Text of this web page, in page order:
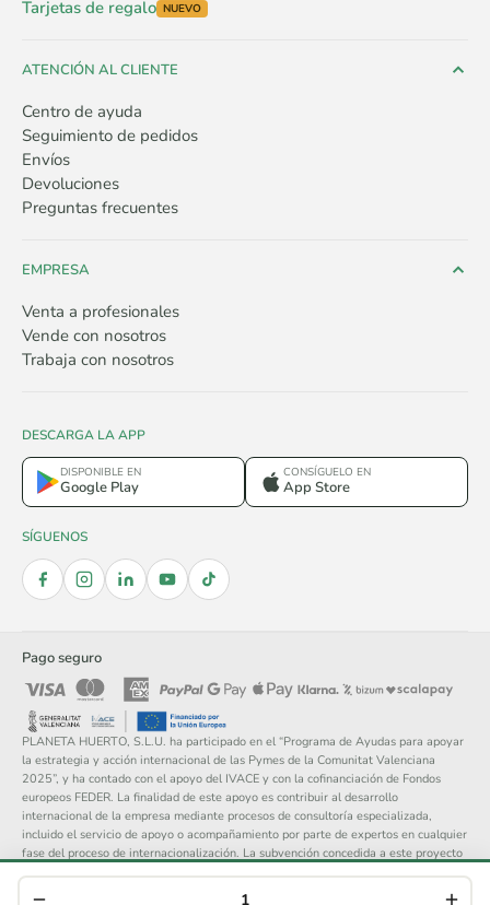
Tarjetas de regalo NUEVO
ATENCIÓN AL CLIENTE
Centro de ayuda
Seguimiento de pedidos
Envíos
Devoluciones
Preguntas frecuentes
EMPRESA
Venta a profesionales
Vende con nosotros
Trabaja con nosotros
DESCARGA LA APP
DISPONIBLE EN
Google Play
CONSÍGUELO EN
App Store
SÍGUENOS
Pago seguro
PLANETA HUERTO, S.L.U. ha participado en el “Programa de Ayudas para apoyar
la estrategia y acción internacional de las Pymes de la Comunitat Valenciana
2025”, y ha contado con el apoyo del IVACE y con la cofinanciación de Fondos
europeos FEDER. La finalidad de este apoyo es contribuir al desarrollo
internacional de la empresa mediante procesos de consultoría especializada,
incluido el servicio de apoyo o acompañamiento por parte de expertos en cualquier
fase del proceso de internacionalización. La subvención concedida a este proyecto
asciende a 14.148 €.